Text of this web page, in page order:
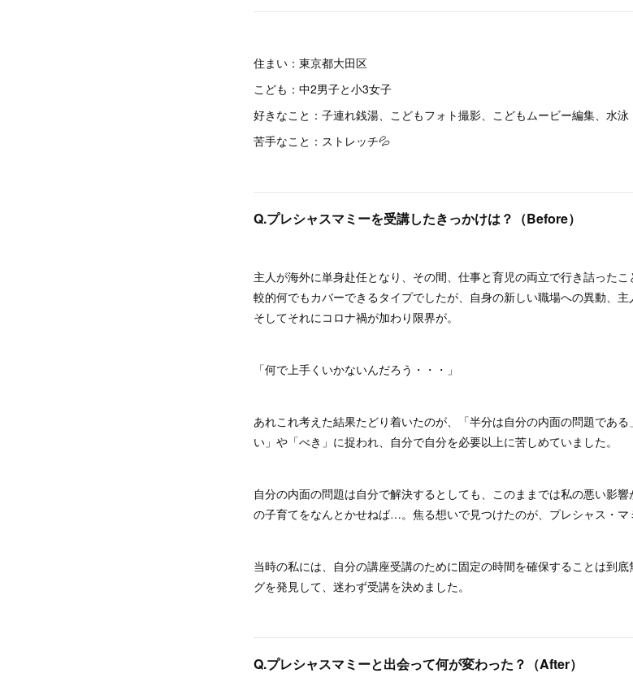
住まい：東京都大田区
こども：中2男子と小3女子
好きなこと：子連れ銭湯、こどもフォト撮影、こどもムービー編集、水泳
苦手なこと：ストレッチ💦
Q.プレシャスマミーを受講したきっかけは？（Before）
主人が海外に単身赴任となり、その間、仕事と育児の両立で行き詰った
較的何でもカバーできるタイプでしたが、自身の新しい職場への異動、主
そしてそれにコロナ禍が加わり限界が。
「何で上手くいかないんだろう・・・」
あれこれ考えた結果たどり着いたのが、「半分は自分の内面の問題であ
い」や「べき」に捉われ、自分で自分を必要以上に苦しめていました。
自分の内面の問題は自分で解決するとしても、このままでは私の悪い影
の子育てをなんとかせねば…。焦る想いで見つけたのが、プレシャス・マ
当時の私には、自分の講座受講のために固定の時間を確保することは到
グを発見して、迷わず受講を決めました。
Q.プレシャスマミーと出会って何が変わった？（After）